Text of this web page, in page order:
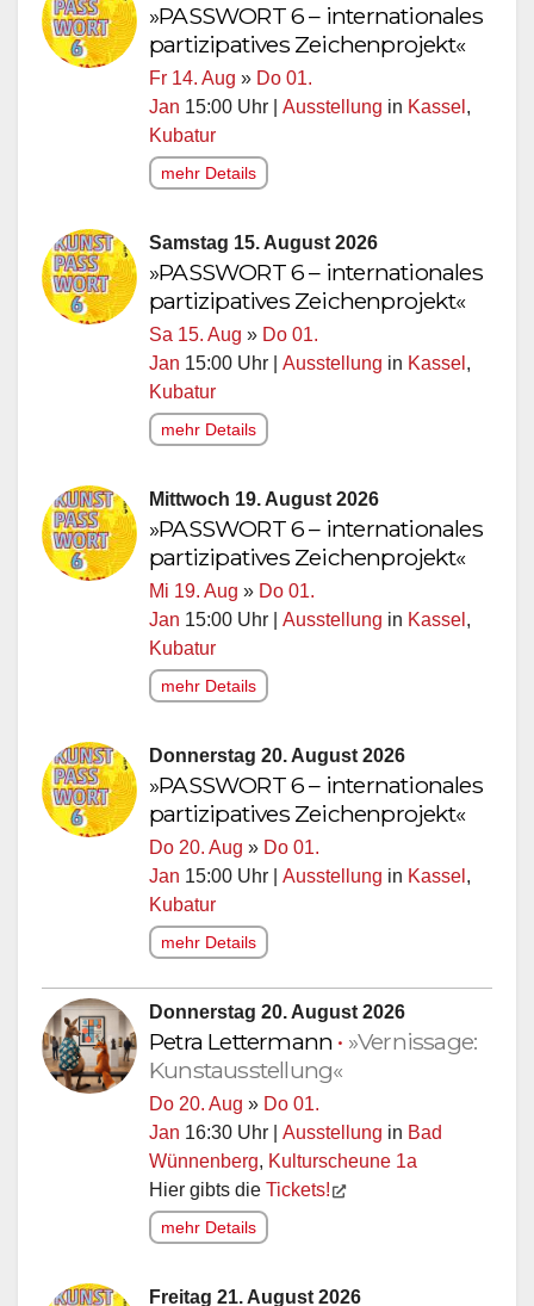
»PASSWORT 6 – internationales
partizipatives Zeichenprojekt«
Fr 14. Aug » Do 01.
Jan 15:00 Uhr | Ausstellung in Kassel ,
Kubatur
mehr Details
Samstag 15. August 2026
»PASSWORT 6 – internationales
partizipatives Zeichenprojekt«
Sa 15. Aug » Do 01.
Jan 15:00 Uhr | Ausstellung in Kassel ,
Kubatur
mehr Details
Mittwoch 19. August 2026
»PASSWORT 6 – internationales
partizipatives Zeichenprojekt«
Mi 19. Aug » Do 01.
Jan 15:00 Uhr | Ausstellung in Kassel ,
Kubatur
mehr Details
Donnerstag 20. August 2026
»PASSWORT 6 – internationales
partizipatives Zeichenprojekt«
Do 20. Aug » Do 01.
Jan 15:00 Uhr | Ausstellung in Kassel ,
Kubatur
mehr Details
Donnerstag 20. August 2026
Petra Lettermann • »Vernissage:
Kunstausstellung«
Do 20. Aug » Do 01.
Jan 16:30 Uhr | Ausstellung in Bad
Wünnenberg, Kulturscheune 1a
Hier gibts die Tickets!
mehr Details
Freitag 21. August 2026